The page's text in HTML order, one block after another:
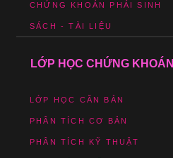
CHỨNG KHOÁN PHÁI SINH
SÁCH - TÀI LIỆU
LỚP HỌC CHỨNG KHOÁN
LỚP HỌC CĂN BẢN
PHÂN TÍCH CƠ BẢN
PHÂN TÍCH KỸ THUẬT